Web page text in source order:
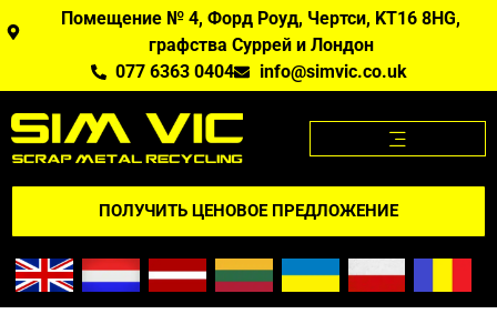
Помещение № 4, Форд Роуд, Чертси, KT16 8HG,
графства Суррей и Лондон
077 6363 0404
info@simvic.co.uk
ПОЛУЧИТЬ ЦЕНОВОЕ ПРЕДЛОЖЕНИЕ